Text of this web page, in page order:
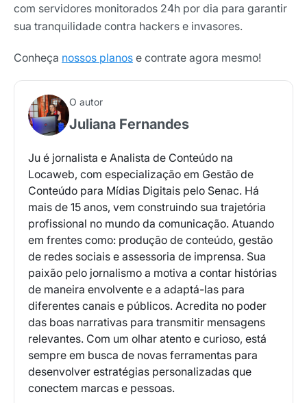
com servidores monitorados 24h por dia para garantir
sua tranquilidade contra hackers e invasores.
Conheça nossos planos e contrate agora mesmo!
O autor
Juliana Fernandes
Ju é jornalista e Analista de Conteúdo na
Locaweb, com especialização em Gestão de
Conteúdo para Mídias Digitais pelo Senac. Há
mais de 15 anos, vem construindo sua trajetória
profissional no mundo da comunicação. Atuando
em frentes como: produção de conteúdo, gestão
de redes sociais e assessoria de imprensa. Sua
paixão pelo jornalismo a motiva a contar histórias
de maneira envolvente e a adaptá-las para
diferentes canais e públicos. Acredita no poder
das boas narrativas para transmitir mensagens
relevantes. Com um olhar atento e curioso, está
sempre em busca de novas ferramentas para
desenvolver estratégias personalizadas que
conectem marcas e pessoas.